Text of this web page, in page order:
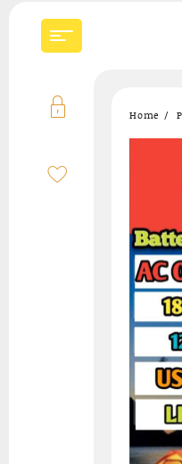
content
Home